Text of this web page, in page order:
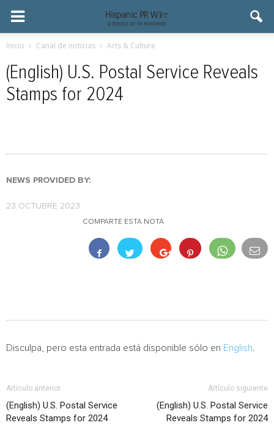
Inicio Canal de noticias Arts & Culture
(English) U.S. Postal Service Reveals
Stamps for 2024
NEWS PROVIDED BY:
23 OCTUBRE 2023
COMPARTE ESTA NOTA
Disculpa, pero esta entrada está disponible sólo en English
Artículo anterior
(English) U.S. Postal Service
Reveals Stamps for 2024
Artículo siguiente
(English) U.S. Postal Service
Reveals Stamps for 2024